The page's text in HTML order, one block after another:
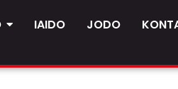
IAIDO JODO